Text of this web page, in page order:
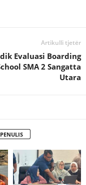
Artikulli tjetër
Evaluasi Boarding
SMA 2 Sangatta
Utara